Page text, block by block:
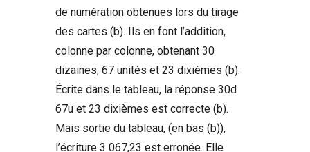
de numération obtenues lors du tirage
des cartes (b). Ils en font l’addition,
colonne par colonne, obtenant 30
dizaines, 67 unités et 23 dixièmes (b).
Écrite dans le tableau, la réponse 30d
67u et 23 dixièmes est correcte (b).
Mais sortie du tableau, (en bas (b)),
l’écriture 3 067,23 est erronée. Elle